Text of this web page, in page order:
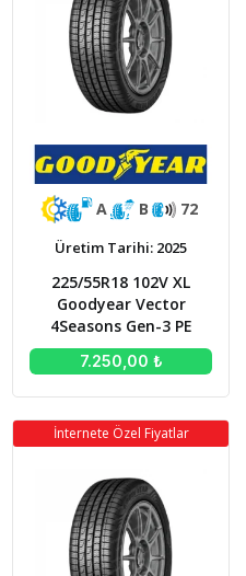
A B 72
Üretim Tarihi: 2025
225/55R18 102V XL
Goodyear Vector
4Seasons Gen-3 PE
7.250,00 ₺
İnternete Özel Fiyatlar